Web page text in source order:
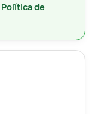
Política de